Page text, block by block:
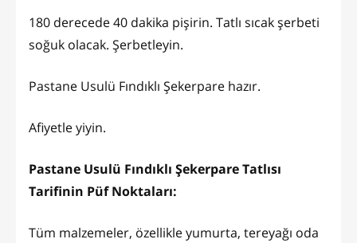
180 derecede 40 dakika pişirin. Tatlı sıcak şerbeti
soğuk olacak. Şerbetleyin.
Pastane Usulü Fındıklı Şekerpare hazır.
Afiyetle yiyin.
Pastane Usulü Fındıklı Şekerpare Tatlısı
Tarifinin Püf Noktaları:
Tüm malzemeler, özellikle yumurta, tereyağı oda